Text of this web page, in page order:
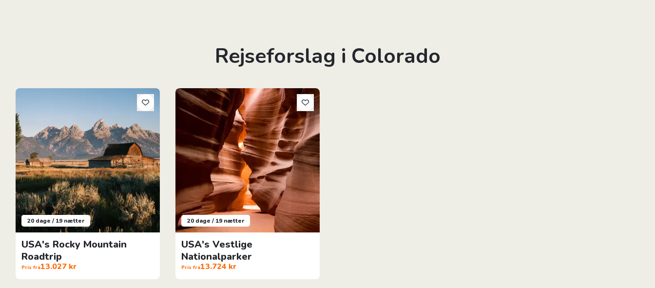
Rejseforslag i Colorado
20 dage / 19 nætter
USA's Rocky Mountain
Roadtrip
Pris fra13.027 kr
USA's Rocky Mountain Roadtrip
20 dage / 19 nætter
USA's Vestlige
Nationalparker
Pris fra13.724 kr
USA's Vestlige Nationalparker